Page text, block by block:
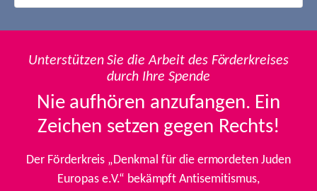
Unterstützen Sie die Arbeit des Förderkreises
durch Ihre Spende
Nie aufhören anzufangen. Ein
Zeichen setzen gegen Rechts!
Der Förderkreis „Denkmal für die ermordeten Juden
Europas e.V.“ bekämpft Antisemitismus,